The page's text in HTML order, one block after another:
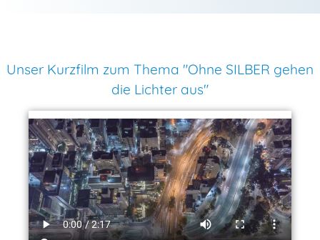
Unser Kurzfilm zum Thema "Ohne SILBER gehen
die Lichter aus"